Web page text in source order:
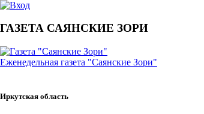
ГАЗЕТА САЯНСКИЕ ЗОРИ
Еженедельная газета "Саянские Зори"
Иркутская область